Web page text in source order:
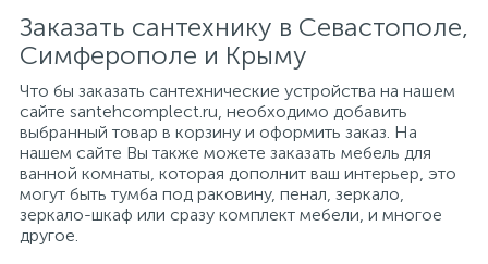
Заказать сантехнику в Севастополе,
Симферополе и Крыму
Что бы заказать сантехнические устройства на нашем
сайте santehcomplect.ru, необходимо добавить
выбранный товар в корзину и оформить заказ. На
нашем сайте Вы также можете заказать мебель для
ванной комнаты, которая дополнит ваш интерьер, это
могут быть тумба под раковину, пенал, зеркало,
зеркало-шкаф или сразу комплект мебели, и многое
другое.